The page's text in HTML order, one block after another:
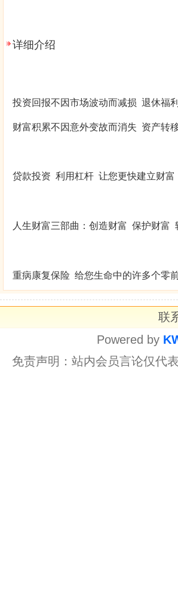
详细介绍
投资回报不因市场波动而减损 退休福
财富积累不因意外变故而消失 资产转
贷款投资 利用杠杆 让您更快建立财富
人生财富三部曲：创造财富 保护财富
重病康复保险 给您生命中的许多个零
联
Powered by
免责声明：站内会员言论仅代